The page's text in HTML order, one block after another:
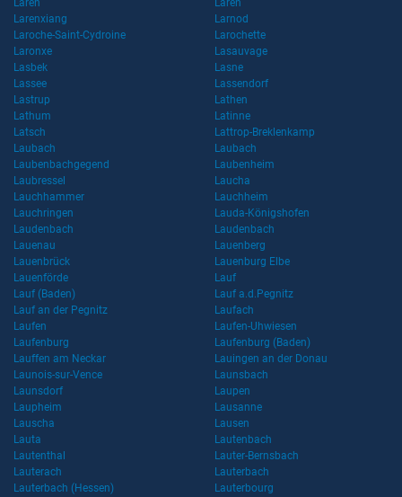
Laren
Laren
Larenxiang
Larnod
Laroche-Saint-Cydroine
Larochette
Laronxe
Lasauvage
Lasbek
Lasne
Lassee
Lassendorf
Lastrup
Lathen
Lathum
Latinne
Latsch
Lattrop-Breklenkamp
Laubach
Laubach
Laubenbachgegend
Laubenheim
Laubressel
Laucha
Lauchhammer
Lauchheim
Lauchringen
Lauda-Königshofen
Laudenbach
Laudenbach
Lauenau
Lauenberg
Lauenbrück
Lauenburg Elbe
Lauenförde
Lauf
Lauf (Baden)
Lauf a.d.Pegnitz
Lauf an der Pegnitz
Laufach
Laufen
Laufen-Uhwiesen
Laufenburg
Laufenburg (Baden)
Lauffen am Neckar
Lauingen an der Donau
Launois-sur-Vence
Launsbach
Launsdorf
Laupen
Laupheim
Lausanne
Lauscha
Lausen
Lauta
Lautenbach
Lautenthal
Lauter-Bernsbach
Lauterach
Lauterbach
Lauterbach (Hessen)
Lauterbourg